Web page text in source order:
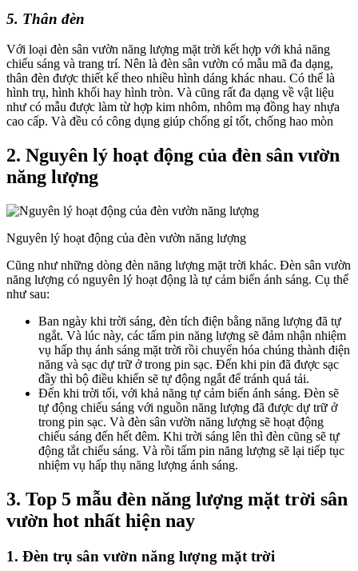
5. Thân đèn
Với loại đèn sân vườn năng lượng mặt trời kết hợp với khả năng
chiếu sáng và trang trí. Nên là đèn sân vườn có mẫu mã đa dạng,
thân đèn được thiết kế theo nhiều hình dáng khác nhau. Có thể là
hình trụ, hình khối hay hình tròn. Và cũng rất đa dạng về vật liệu
như có mẫu được làm từ hợp kim nhôm, nhôm mạ đồng hay nhựa
cao cấp. Và đều có công dụng giúp chống gỉ tốt, chống hao mòn
2. Nguyên lý hoạt động của đèn sân vườn
năng lượng
Nguyên lý hoạt động của đèn vườn năng lượng
Cũng như những dòng đèn năng lượng mặt trời khác. Đèn sân vườn
năng lượng có nguyên lý hoạt động là tự cảm biến ánh sáng. Cụ thể
như sau:
Ban ngày khi trời sáng, đèn tích điện bằng năng lượng đã tự
ngắt. Và lúc này, các tấm pin năng lượng sẽ đảm nhận nhiệm
vụ hấp thụ ánh sáng mặt trời rồi chuyển hóa chúng thành điện
năng và sạc dự trữ ở trong pin sạc. Đến khi pin đã được sạc
đầy thì bộ điều khiển sẽ tự động ngắt để tránh quá tải.
Đến khi trời tối, với khả năng tự cảm biến ánh sáng. Đèn sẽ
tự động chiếu sáng với nguồn năng lượng đã được dự trữ ở
trong pin sạc. Và đèn sân vườn năng lượng sẽ hoạt động
chiếu sáng đến hết đêm. Khi trời sáng lên thì đèn cũng sẽ tự
động tắt chiếu sáng. Và rồi tấm pin năng lượng sẽ lại tiếp tục
nhiệm vụ hấp thụ năng lượng ánh sáng.
3. Top 5 mẫu đèn năng lượng mặt trời sân
vườn hot nhất hiện nay
1. Đèn trụ sân vườn năng lượng mặt trời